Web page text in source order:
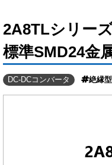
2A8TLシリー
標準SMD24金
DC-DCコンバータ 絶縁型